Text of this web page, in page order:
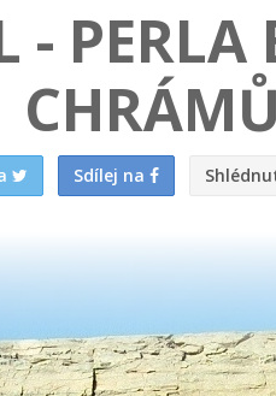
PERLA
CHRÁMŮ
Sdílej na